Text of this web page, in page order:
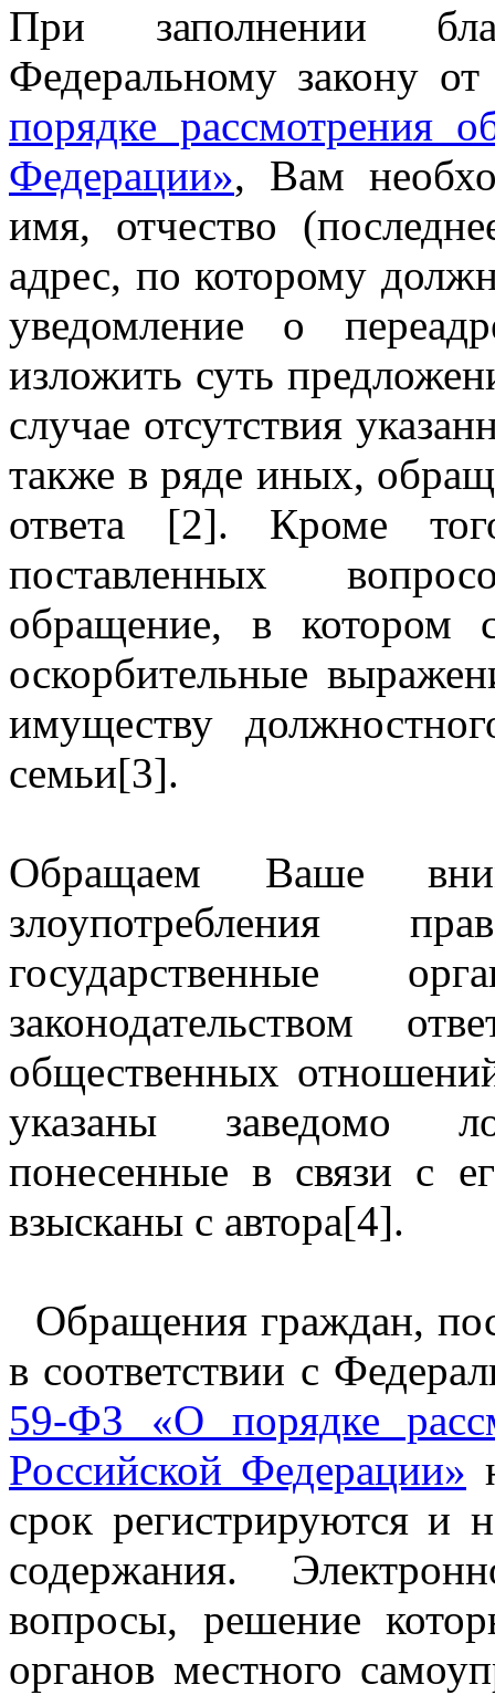
При заполнении
Федеральному закону
порядке рассмотрения
Федерации», Вам
имя, отчество
адрес, по которому
уведомление о
изложить суть
случае отсутствия
также в ряде иных,
ответа [2]. Кроме
поставленных
обращение, в котором
оскорбительные
имуществу
семьи[3].
Обращаем Ваше
злоупотребления
государственные
законодательством
общественных
указаны заведомо
понесенные в связи с
взысканы с автора[4].
Обращения граждан,
в соответствии с
59-ФЗ «О порядке
Российской Федерации»
срок регистрируются и
содержания.
вопросы, решение
органов местного